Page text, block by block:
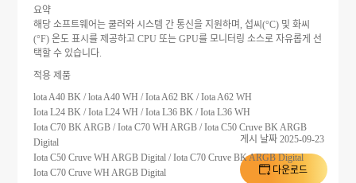
요약
해당 소프트웨어는 쿨러와 시스템 간 통신을 지원하며, 섭씨(°C) 및 화씨
(°F) 온도 표시를 제공하고 CPU 또는 GPU를 모니터링 소스로 자유롭게 선
택할 수 있습니다.
적용 제품
lota A40 BK / lota A40 WH / Iota A62 BK / Iota A62 WH
Iota L24 BK / Iota L24 WH / Iota L36 BK / Iota L36 WH
Iota C70 BK ARGB / Iota C70 WH ARGB / Iota C50 Cruve BK ARGB
Digital
Iota C50 Cruve WH ARGB Digital / Iota C70 Cruve BK ARGB Digital
Iota C70 Cruve WH ARGB Digital
게시 날짜 2025-09-23
다운로드